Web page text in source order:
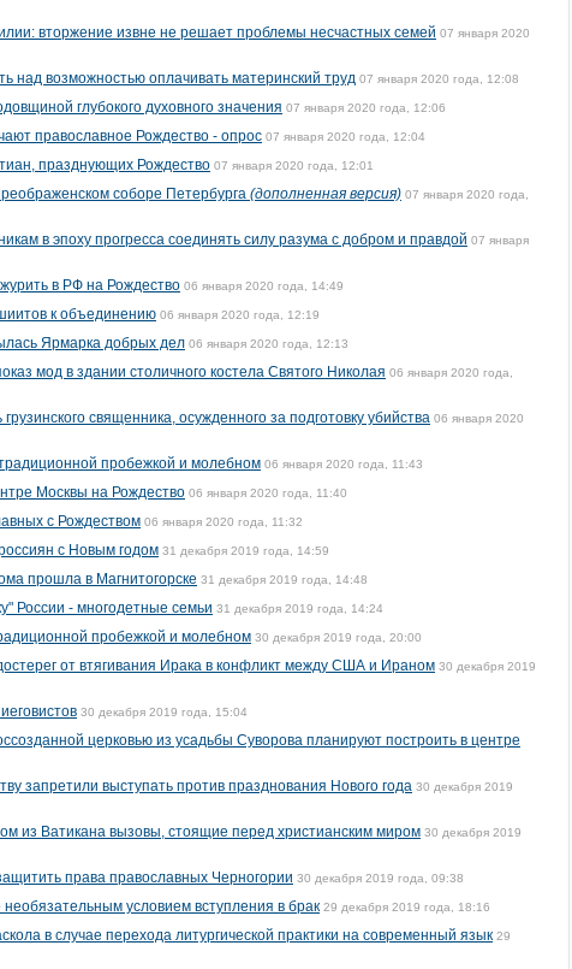
вторжение извне не решает проблемы несчастных семей 07 января 2020
над возможностью оплачивать материнский труд 07 января 2020 года, 12:08
глубокого духовного значения 07 января 2020 года, 12:06
православное Рождество - опрос 07 января 2020 года, 12:04
празднующих Рождество 07 января 2020 года, 12:01
соборе Петербурга (дополненная версия) 07 января 2020 года,
в эпоху прогресса соединять силу разума с добром и правдой 07 января
в РФ на Рождество 06 января 2020 года, 14:49
к объединению 06 января 2020 года, 12:19
Ярмарка добрых дел 06 января 2020 года, 12:13
мод в здании столичного костела Святого Николая 06 января 2020 года,
священника, осужденного за подготовку убийства 06 января 2020
пробежкой и молебном 06 января 2020 года, 11:43
Москвы на Рождество 06 января 2020 года, 11:40
с Рождеством 06 января 2020 года, 11:32
с Новым годом 31 декабря 2019 года, 14:59
прошла в Магнитогорске 31 декабря 2019 года, 14:48
России - многодетные семьи 31 декабря 2019 года, 14:24
пробежкой и молебном 30 декабря 2019 года, 20:00
от втягивания Ирака в конфликт между США и Ираном 30 декабря 2019
30 декабря 2019 года, 15:04
церковью из усадьбы Суворова планируют построить в центре
запретили выступать против празднования Нового года 30 декабря 2019
из Ватикана вызовы, стоящие перед христианским миром 30 декабря 2019
права православных Черногории 30 декабря 2019 года, 09:38
условием вступления в брак 29 декабря 2019 года, 18:16
в случае перехода литургической практики на современный язык 29